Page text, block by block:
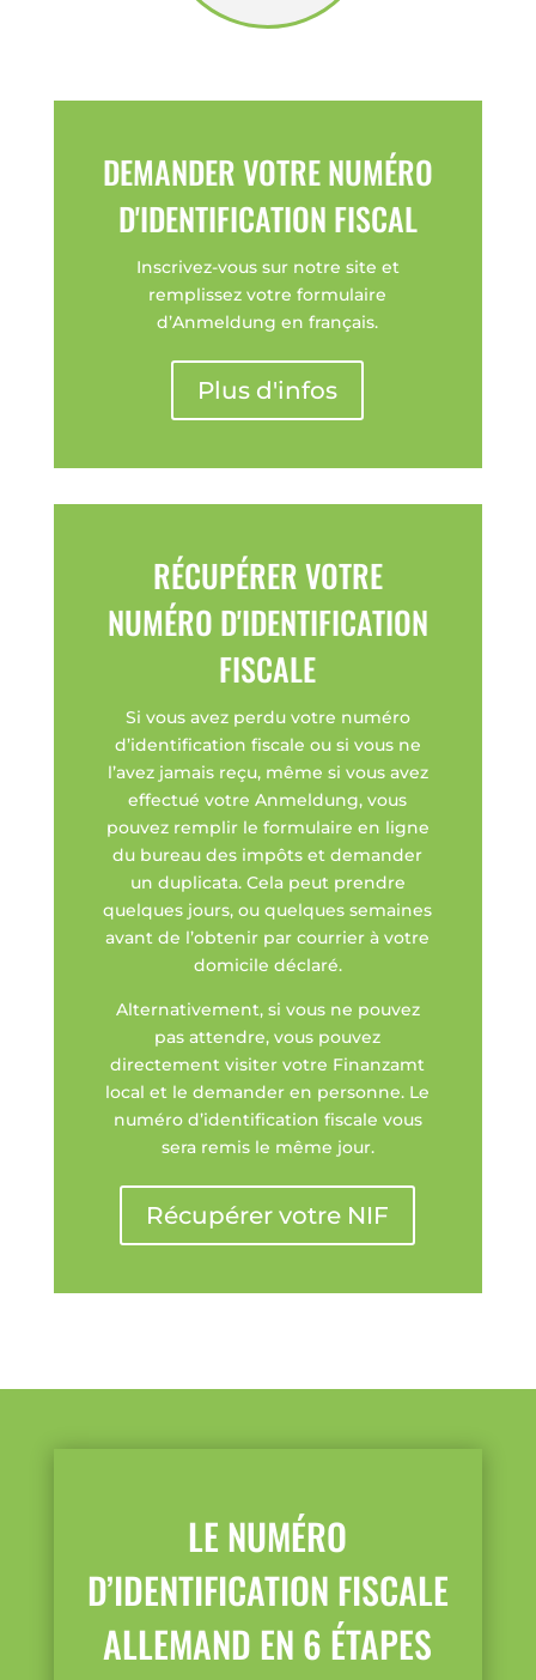
DEMANDER VOTRE NUMÉRO
D'IDENTIFICATION FISCAL
Inscrivez-vous sur notre site et
remplissez votre formulaire
d’Anmeldung en français.
Plus d'infos
RÉCUPÉRER VOTRE
NUMÉRO D'IDENTIFICATION
FISCALE
Si vous avez perdu votre numéro
d’identification fiscale ou si vous ne
l’avez jamais reçu, même si vous avez
effectué votre Anmeldung, vous
pouvez remplir le formulaire en ligne
du bureau des impôts et demander
un duplicata. Cela peut prendre
quelques jours, ou quelques semaines
avant de l’obtenir par courrier à votre
domicile déclaré.
Alternativement, si vous ne pouvez
pas attendre, vous pouvez
directement visiter votre Finanzamt
local et le demander en personne. Le
numéro d’identification fiscale vous
sera remis le même jour.
Récupérer votre NIF
LE NUMÉRO
D’IDENTIFICATION FISCALE
ALLEMAND EN 6 ÉTAPES